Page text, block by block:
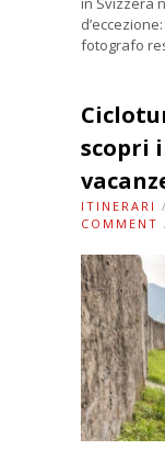
fotografo
scopri
ITINERARI /
COMMENT